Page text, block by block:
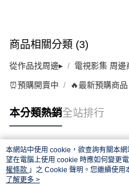
商品相關分類 (3)
從作品找周邊▸ 電視影集 周邊
⏰預購開賣中 🔥最新預購商品
本分類熱銷全站排行
熱門標籤
本網站中使用 cookie，欲查詢有關本
望在電腦上使用 cookie 時應如何變更
權條款 」之 Cookie 聲明。您繼續使
用條款之 Cookie 聲明使用 cookie。
了解更多 >